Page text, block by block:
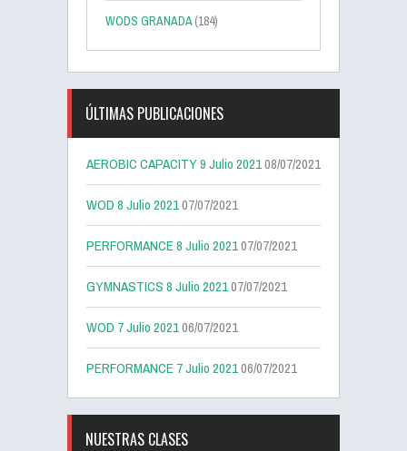
WODS GRANADA(184)
ÚLTIMAS PUBLICACIONES
AEROBIC CAPACITY 9 Julio 202108/07/2021
WOD 8 Julio 202107/07/2021
PERFORMANCE 8 Julio 202107/07/2021
GYMNASTICS 8 Julio 202107/07/2021
WOD 7 Julio 202106/07/2021
PERFORMANCE 7 Julio 202106/07/2021
NUESTRAS CLASES